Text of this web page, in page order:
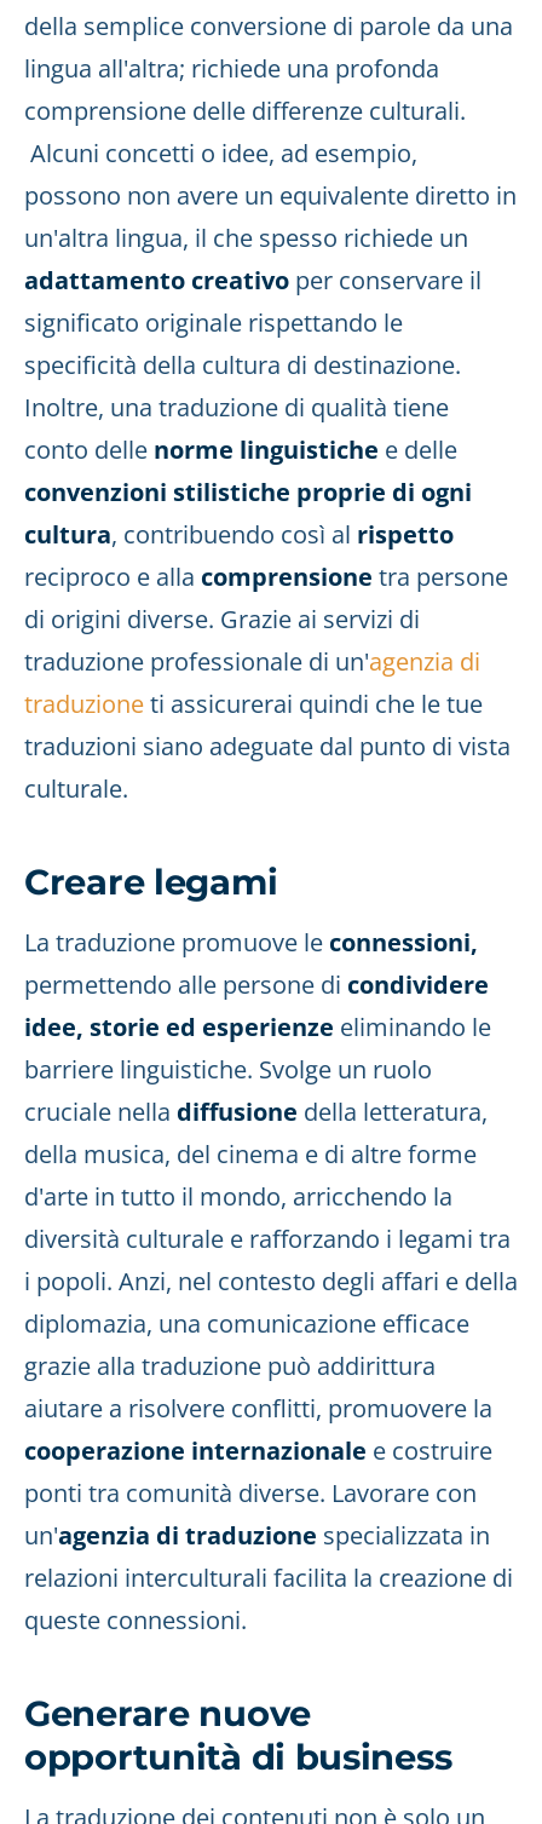
della semplice conversione di parole da una
lingua all'altra; richiede una profonda
comprensione delle differenze culturali.
Alcuni concetti o idee, ad esempio,
possono non avere un equivalente diretto in
un'altra lingua, il che spesso richiede un
adattamento creativo per conservare il
significato originale rispettando le
specificità della cultura di destinazione.
Inoltre, una traduzione di qualità tiene
conto delle norme linguistiche e delle
convenzioni stilistiche proprie di ogni
cultura, contribuendo così al rispetto
reciproco e alla comprensione tra persone
di origini diverse. Grazie ai servizi di
traduzione professionale di un'agenzia di
traduzioneti assicurerai quindi che le tue
traduzioni siano adeguate dal punto di vista
culturale.
Creare legami
La traduzione promuove le connessioni,
permettendo alle persone di condividere
idee, storie ed esperienze eliminando le
barriere linguistiche. Svolge un ruolo
cruciale nella diffusione della letteratura,
della musica, del cinema e di altre forme
d'arte in tutto il mondo, arricchendo la
diversità culturale e rafforzando i legami tra
i popoli. Anzi, nel contesto degli affari e della
diplomazia, una comunicazione efficace
grazie alla traduzione può addirittura
aiutare a risolvere conflitti, promuovere la
cooperazione internazionale e costruire
ponti tra comunità diverse. Lavorare con
un'agenzia di traduzione specializzata in
relazioni interculturali facilita la creazione di
queste connessioni.
Generare nuove
opportunità di business
La traduzione dei contenuti non è solo un